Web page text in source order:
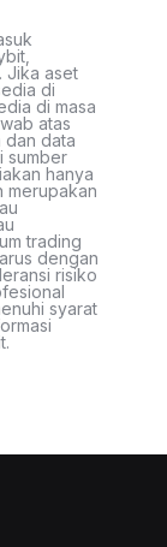
Jika aset
di
di masa
atas
dan data
sumber
hanya
merupakan
trading
dengan
risiko
syarat